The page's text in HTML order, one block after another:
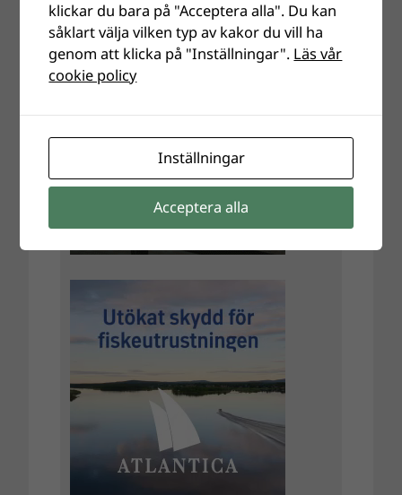
klickar du bara på "Acceptera alla". Du kan
såklart välja vilken typ av kakor du vill ha
genom att klicka på "Inställningar". Läs vår
cookie policy
Inställningar
Acceptera alla